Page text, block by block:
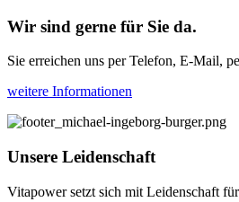
Wir sind gerne für Sie da.
Sie erreichen uns per Telefon, E-Mail,
weitere Informationen
Unsere Leidenschaft
Vitapower setzt sich mit Leidenschaft